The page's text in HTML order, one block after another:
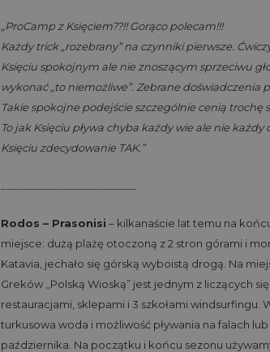
„ProCamp z Księciem??!! Gorąco polecam!!!
Każdy trick „rozebrany” na czynniki pierwsze.
Księciu spokojnym ale nie znoszącym sprzeciwu
wykonać „to niemożliwe”. Zebrane
Takie spokojne podejście szczególnie cenią trochę
To jak Księciu pływa chyba każdy wie ale nie
Księciu zdecydowanie TAK.”
Rodos – Prasonisi – kilkanaście lat temu na
miejsce: dużą plażę otoczoną z 2 stron górami i
Katavia, jechało się górską wyboistą drogą. Na
Greków ,,Polską Wioską” jest jednym z liczących
restauracjami, sklepami i 3 szkołami windsurfingu.
turkusowa woda i możliwość pływania na falach
października. Na początku i końcu sezonu